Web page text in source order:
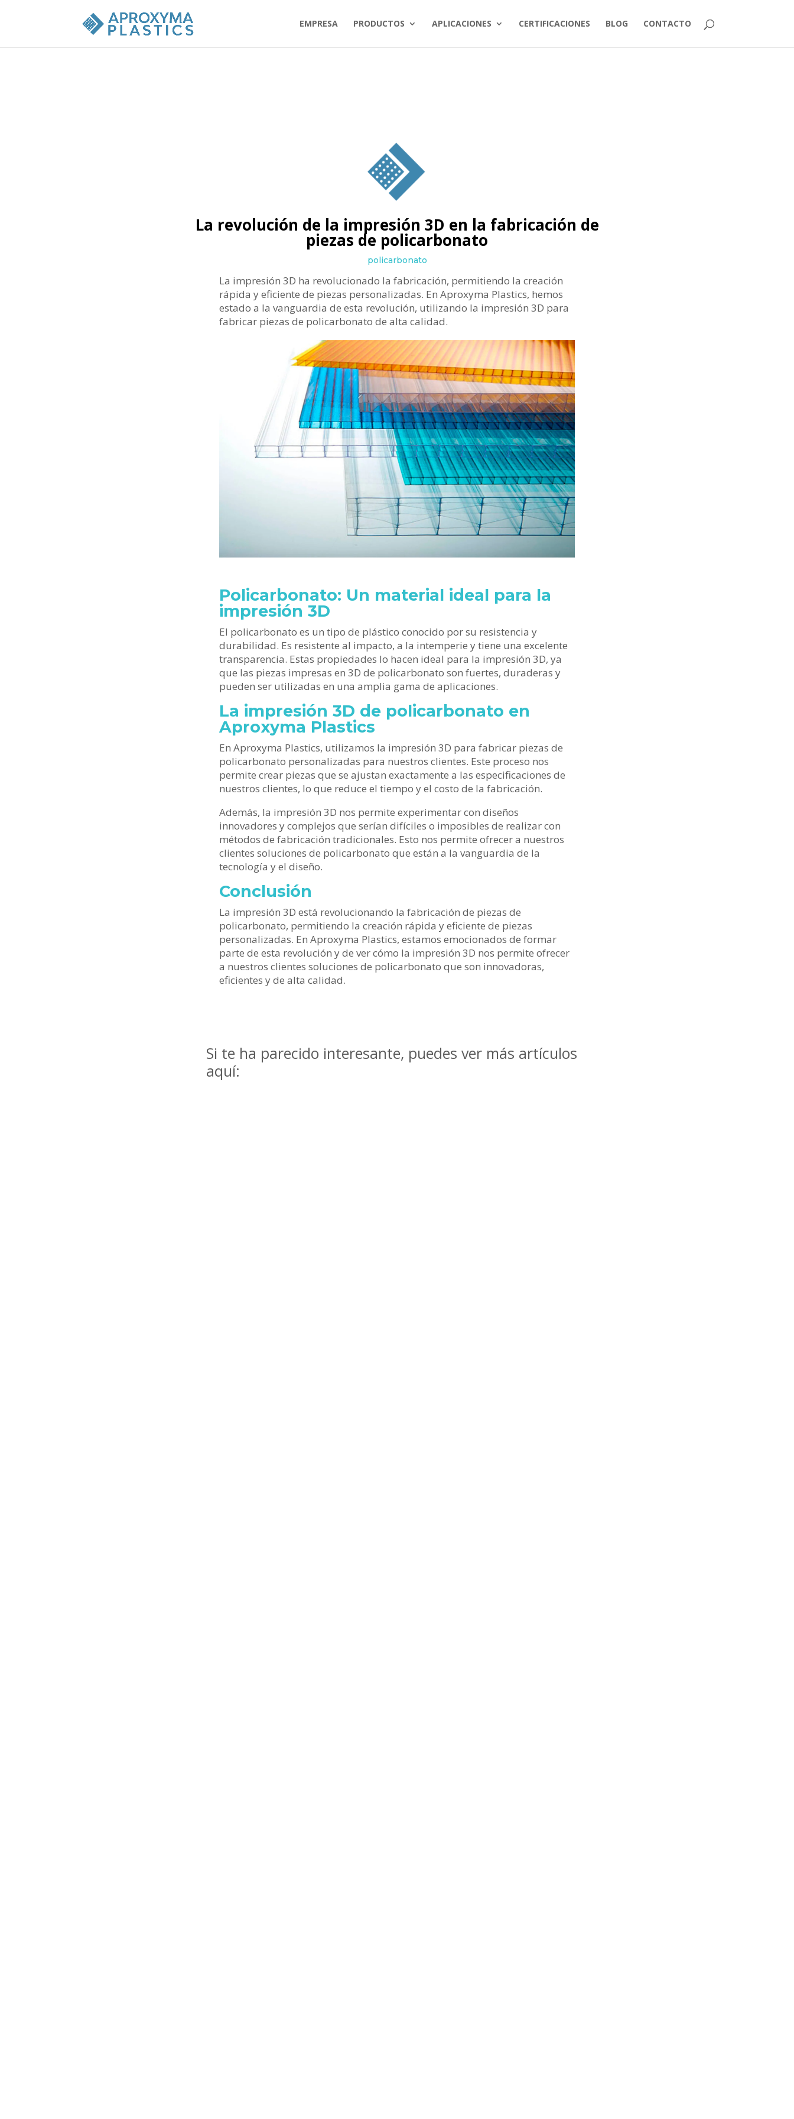
EMPRESA PRODUCTOS APLICACIONES CERTIFICACIONES BLOG CONTACTO
La revolución de la impresión 3D en la fabricación de
piezas de policarbonato
policarbonato
La impresión 3D ha revolucionado la fabricación, permitiendo la creación
rápida y eficiente de piezas personalizadas. En Aproxyma Plastics, hemos
estado a la vanguardia de esta revolución, utilizando la impresión 3D para
fabricar piezas de policarbonato de alta calidad.
Policarbonato: Un material ideal para la
impresión 3D
El policarbonato es un tipo de plástico conocido por su resistencia y
durabilidad. Es resistente al impacto, a la intemperie y tiene una excelente
transparencia. Estas propiedades lo hacen ideal para la impresión 3D, ya
que las piezas impresas en 3D de policarbonato son fuertes, duraderas y
pueden ser utilizadas en una amplia gama de aplicaciones.
La impresión 3D de policarbonato en
Aproxyma Plastics
En Aproxyma Plastics, utilizamos la impresión 3D para fabricar piezas de
policarbonato personalizadas para nuestros clientes. Este proceso nos
permite crear piezas que se ajustan exactamente a las especificaciones de
nuestros clientes, lo que reduce el tiempo y el costo de la fabricación.
Además, la impresión 3D nos permite experimentar con diseños
innovadores y complejos que serían difíciles o imposibles de realizar con
métodos de fabricación tradicionales. Esto nos permite ofrecer a nuestros
clientes soluciones de policarbonato que están a la vanguardia de la
tecnología y el diseño.
Conclusión
La impresión 3D está revolucionando la fabricación de piezas de
policarbonato, permitiendo la creación rápida y eficiente de piezas
personalizadas. En Aproxyma Plastics, estamos emocionados de formar
parte de esta revolución y de ver cómo la impresión 3D nos permite ofrecer
a nuestros clientes soluciones de policarbonato que son innovadoras,
eficientes y de alta calidad.
Si te ha parecido interesante, puedes ver más artículos
aquí: